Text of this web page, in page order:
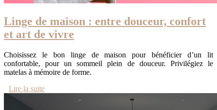
Linge de maison : entre douceur, confort
et art de vivre
Choisissez le bon linge de maison pour bénéficier d’un lit
confortable, pour un sommeil plein de douceur. Privilégiez le
matelas à mémoire de forme.
Lire la suite